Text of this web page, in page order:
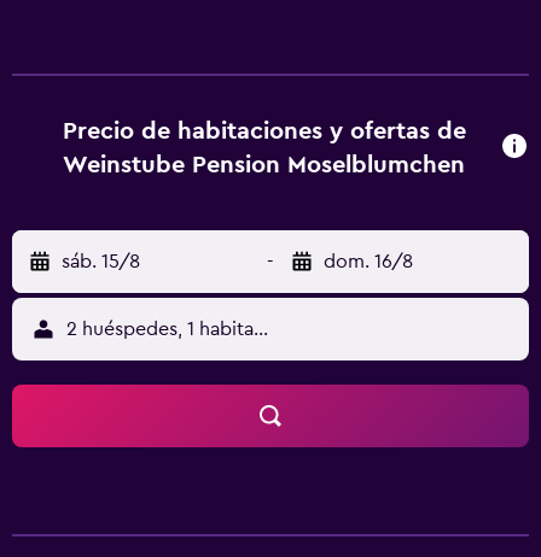
Pension Moselblümchen se sirve un desayuno continental.
La clientela puede practicar actividades en Zeltingen-
peatonal de Trier está a 43 km. El aeropuerto (Aeropuerto
de Frankfurt - Hahn) está a 31 km.
Precio de habitaciones y ofertas de
Weinstube Pension Moselblumchen
sáb. 15/8 - dom. 16/8
2 huéspedes, 1 habitación